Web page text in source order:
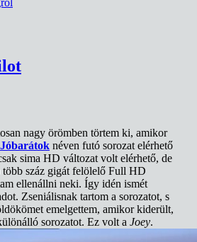
nagy örömben törtem ki, amikor
Jóbarátok néven futó sorozat elérhető
sima HD változat volt elérhető, de
több száz gigát felölelő Full HD
ellenállni neki. Így idén ismét
Zseniálisnak tartom a sorozatot, s
emelgettem, amikor kiderült,
sorozatot. Ez volt a Joey.